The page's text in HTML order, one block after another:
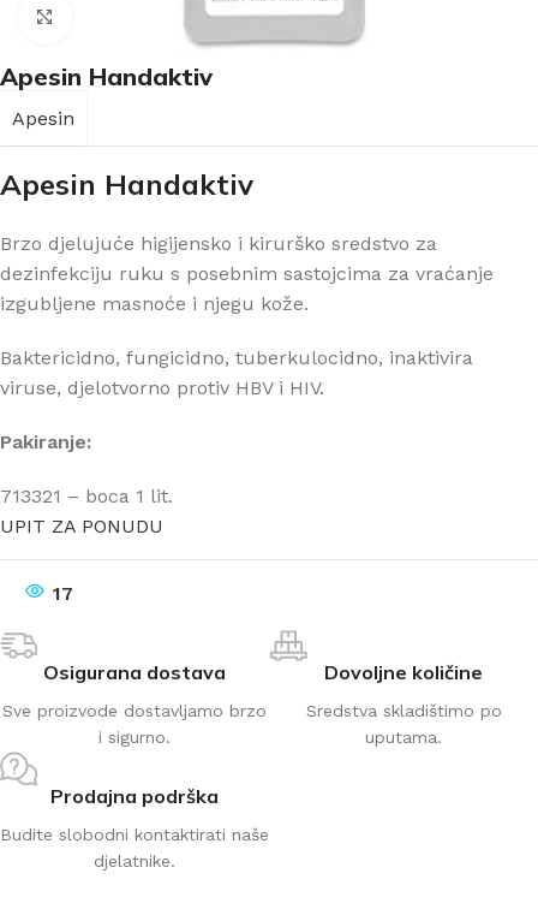
Klikni za uvećanje
Apesin Handaktiv
Apesin
Apesin Handaktiv
Brzo djelujuće higijensko i kirurško sredstvo za
dezinfekciju ruku s posebnim sastojcima za vraćanje
izgubljene masnoće i njegu kože.
Baktericidno, fungicidno, tuberkulocidno, inaktivira
viruse, djelotvorno protiv HBV i HIV.
Pakiranje:
713321 – boca 1 lit.
UPIT ZA PONUDU
17
Osigurana dostava
Sve proizvode dostavljamo brzo
i sigurno.
Dovoljne količine
Sredstva skladištimo po
uputama.
Prodajna podrška
Budite slobodni kontaktirati naše
djelatnike.